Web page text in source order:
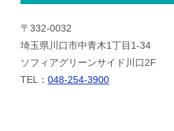
〒332-0032
埼玉県川口市中青木1丁目1-34
ソフィアグリーンサイド川口2F
TEL： 048-254-3900